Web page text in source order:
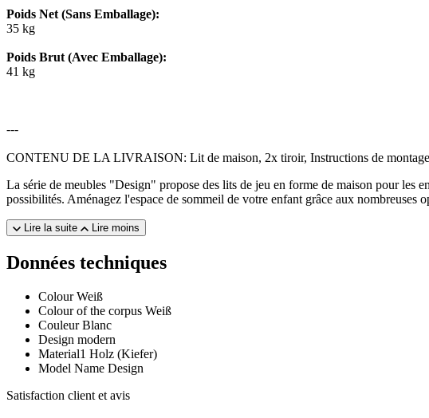
Poids Net (Sans Emballage):
35 kg
Poids Brut (Avec Emballage):
41 kg
---
CONTENU DE LA LIVRAISON: Lit de maison, 2x tiroir, Instructions de
La série de meubles "Design" propose des lits de jeu en forme de maison pour
possibilités. Aménagez l'espace de sommeil de votre enfant grâce aux
Lire la suite Lire moins
Données techniques
Colour Weiß
Colour of the corpus Weiß
Couleur Blanc
Design modern
Material1 Holz (Kiefer)
Model Name Design
Satisfaction client et avis